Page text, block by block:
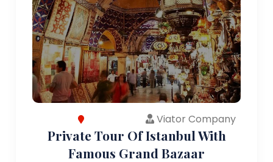
Viator Company
Private Tour Of Istanbul With
Famous Grand Bazaar